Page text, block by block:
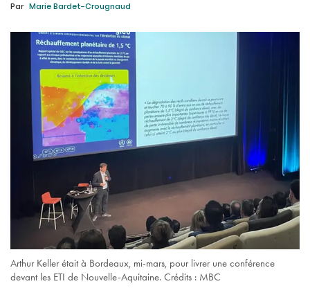
Par Marie Bardet-Crougnaud
Arthur Keller était à Bordeaux, mi-mars, pour livrer une conférence
devant les ETI de Nouvelle-Aquitaine. Crédits : MBC